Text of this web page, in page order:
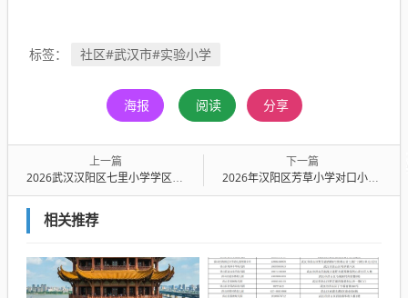
标签： 社区#武汉市#实验小学
海报 阅读 分享
上一篇
2026武汉汉阳区七里小学学区划片范围
下一篇
2026年汉阳区芳草小学对口小区及社区
相关推荐